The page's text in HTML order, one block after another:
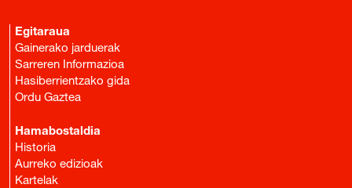
Egitaraua
Gainerako jarduerak
Sarreren Informazioa
Hasiberrientzako gida
Ordu Gaztea
Hamabostaldia
Historia
Aurreko edizioak
Kartelak